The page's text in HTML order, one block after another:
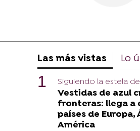
Las más vistas Lo
Siguiendo la estela
Vestidas de azul
fronteras: llega a
países de Europa,
América